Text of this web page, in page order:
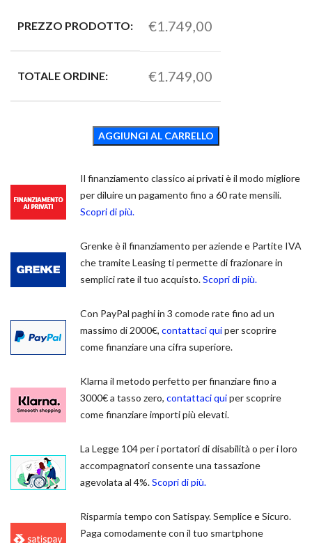
PREZZO PRODOTTO: €1.749,00
TOTALE ORDINE: €1.749,00
AGGIUNGI AL CARRELLO
Il finanziamento classico ai privati è il modo migliore
per diluire un pagamento fino a 60 rate mensili.
Scopri di più.
Grenke è il finanziamento per aziende e Partite IVA
che tramite Leasing ti permette di frazionare in
semplici rate il tuo acquisto.Scopri di più.
Con PayPal paghi in 3 comode rate fino ad un
massimo di 2000€, contattaci quiper scoprire
come finanziare una cifra superiore.
Klarna il metodo perfetto per finanziare fino a
3000€ a tasso zero, contattaci quiper scoprire
come finanziare importi più elevati.
La Legge 104 per i portatori di disabilità o per i loro
accompagnatori consente una tassazione
agevolata al 4%.Scopri di più.
Risparmia tempo con Satispay. Semplice e Sicuro.
Paga comodamente con il tuo smartphone